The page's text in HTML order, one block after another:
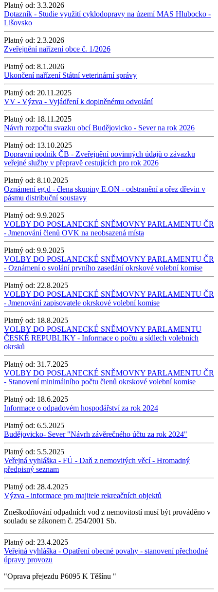
Platný od: 3.3.2026
Dotazník - Studie využití cyklodopravy na území MAS Hlubocko -
Lišovsko
Platný od: 2.3.2026
Zveřejnění nařízení obce č. 1/2026
Platný od: 8.1.2026
Ukončení nařízení Státní veterinární správy
Platný od: 20.11.2025
VV - Výzva - Vyjádření k doplněnému odvolání
Platný od: 18.11.2025
Návrh rozpočtu svazku obcí Budějovicko - Sever na rok 2026
Platný od: 13.10.2025
Dopravní podnik ČB - Zveřejnění povinných údajů o závazku
veřejné služby v přepravě cestujících pro rok 2026
Platný od: 8.10.2025
Oznámení eg.d - člena skupiny E.ON - odstranění a ořez dřevin v
pásmu distribuční soustavy
Platný od: 9.9.2025
VOLBY DO POSLANECKÉ SNĚMOVNY PARLAMENTU ČR
- Jmenování členů OVK na neobsazená místa
Platný od: 9.9.2025
VOLBY DO POSLANECKÉ SNĚMOVNY PARLAMENTU ČR
- Oznámení o svolání prvního zasedání okrskové volební komise
Platný od: 22.8.2025
VOLBY DO POSLANECKÉ SNĚMOVNY PARLAMENTU ČR
- Jmenování zapisovatele okrskové volební komise
Platný od: 18.8.2025
VOLBY DO POSLANECKÉ SNĚMOVNY PARLAMENTU
ČESKÉ REPUBLIKY - Informace o počtu a sídlech volebních
okrsků
Platný od: 31.7.2025
VOLBY DO POSLANECKÉ SNĚMOVNY PARLAMENTU ČR
- Stanovení minimálního počtu členů okrskové volební komise
Platný od: 18.6.2025
Informace o odpadovém hospodářství za rok 2024
Platný od: 6.5.2025
Budějovicko- Sever "Návrh závěrečného účtu za rok 2024"
Platný od: 5.5.2025
Veřejná vyhláška - FÚ - Daň z nemovitých věcí - Hromadný
předpisný seznam
Platný od: 28.4.2025
Výzva - informace pro majitele rekreačních objektů
Zneškodňování odpadních vod z nemovitostí musí být prováděno v
souladu se zákonem č. 254/2001 Sb.
Platný od: 23.4.2025
Veřejná vyhláška - Opatření obecné povahy - stanovení přechodné
úpravy provozu
"Oprava přejezdu P6095 K Těšínu "